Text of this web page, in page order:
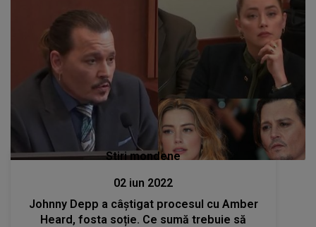
Stiri mondene
02 iun 2022
Johnny Depp a câștigat procesul cu Amber
Heard, fosta soție. Ce sumă trebuie să